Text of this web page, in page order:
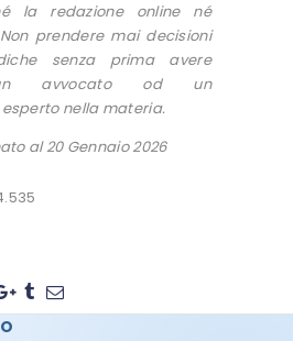
la redazione online né
prendere mai decisioni
senza prima avere
avvocato od un
nella materia.
al 20 Gennaio 2026